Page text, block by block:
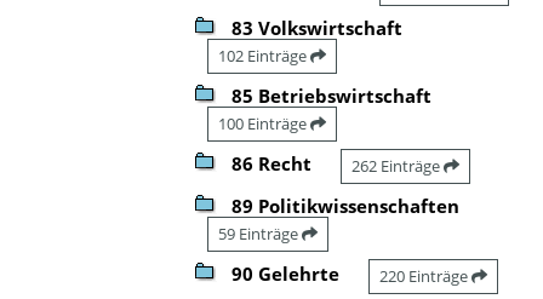
83 Volkswirtschaft
102 Einträge
85 Betriebswirtschaft
100 Einträge
86 Recht 262 Einträge
89 Politikwissenschaften
59 Einträge
90 Gelehrte 220 Einträge